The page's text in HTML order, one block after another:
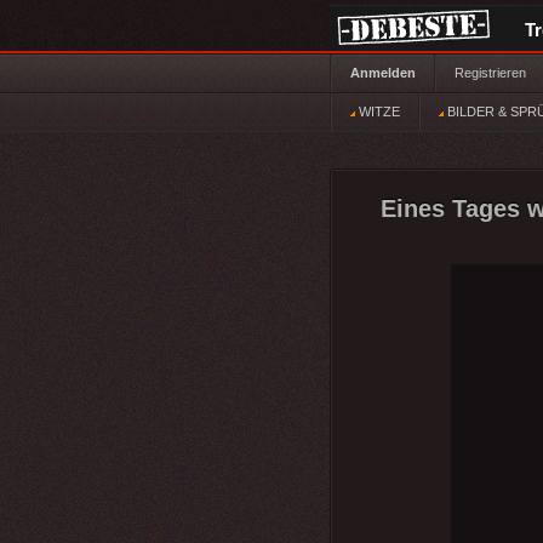
Anmelden Registrieren
WITZE BILDER &
Eines Tages